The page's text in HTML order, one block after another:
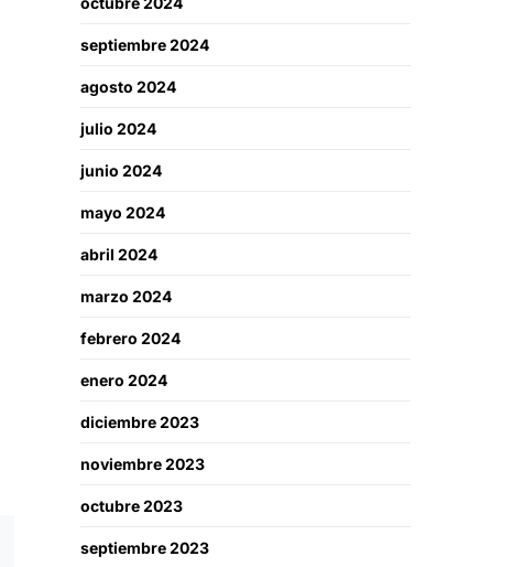
septiembre 2024
agosto 2024
julio 2024
junio 2024
mayo 2024
abril 2024
marzo 2024
febrero 2024
enero 2024
diciembre 2023
noviembre 2023
octubre 2023
septiembre 2023